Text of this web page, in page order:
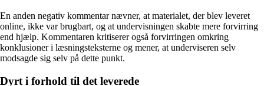
En anden negativ kommentar nævner, at materialet, der blev leveret
online, ikke var brugbart, og at undervisningen skabte mere forvirring
end hjælp. Kommentaren kritiserer også forvirringen omkring
konklusioner i læsningsteksterne og mener, at underviseren selv
modsagde sig selv på dette punkt.
Dyrt i forhold til det leverede